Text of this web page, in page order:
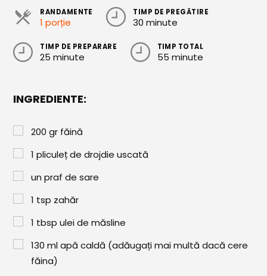
Sirop / Compot
Garnituri
Patiserie
Aluaturi Dulci
Aluaturi Sărate
Pizza
Rețete cu Carne
Rețete Vegetariene
RANDAMENTE
1 porție
TIMP DE PREGĂTIRE
30 minute
TIMP DE PREPARARE
25 minute
TIMP TOTAL
55 minute
INGREDIENTE:
200 gr făină
1 pliculeț de drojdie uscată
un praf de sare
1 tsp zahăr
1 tbsp ulei de măsline
130 ml apă caldă (adăugați mai multă dacă cere
făina)